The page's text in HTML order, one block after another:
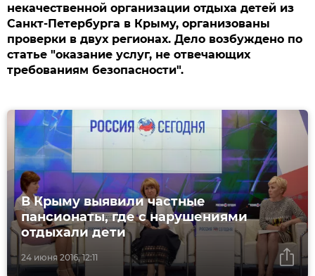
некачественной организации отдыха детей из
Санкт-Петербурга в Крыму, организованы
проверки в двух регионах. Дело возбуждено по
статье "оказание услуг, не отвечающих
требованиям безопасности".
24 июня 2016, 12:11
В Крыму выявили частные
пансионаты, где с нарушениями
отдыхали дети